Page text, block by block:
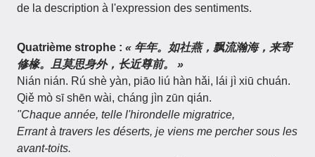
de la description à l'expression des sentiments.
Quatrième strophe : « 年年。如社燕，飘流瀚海，来寄
修椽。且莫思身外，长近尊前。 »
Nián nián. Rú shè yàn, piāo liú hàn hǎi, lái jì xiū chuán.
Qiě mò sī shēn wài, cháng jìn zūn qián.
"Chaque année, telle l'hirondelle migratrice,
Errant à travers les déserts, je viens me percher sous les
avant-toits.